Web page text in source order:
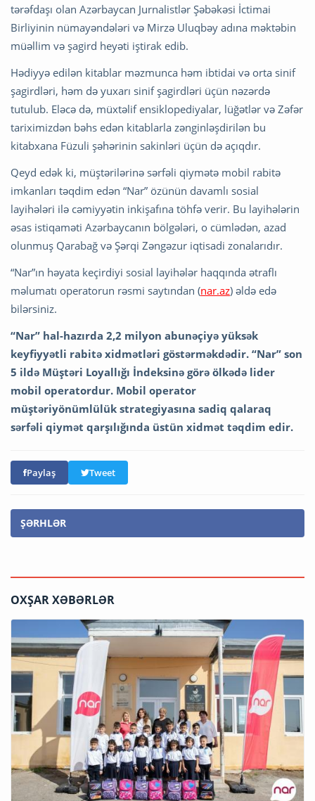
tərəfdaşı olan Azərbaycan Jurnalistlər Şəbəkəsi İctimai
Birliyinin nümayəndələri və Mirzə Uluqbəy adına məktəbin
müəllim və şagird heyəti iştirak edib.
Hədiyyə edilən kitablar məzmunca həm ibtidai və orta sinif
şagirdləri, həm də yuxarı sinif şagirdləri üçün nəzərdə
tutulub. Eləcə də, müxtəlif ensiklopediyalar, lüğətlər və Zəfər
tariximizdən bəhs edən kitablarla zənginləşdirilən bu
kitabxana Füzuli şəhərinin sakinləri üçün də açıqdır.
Qeyd edək ki, müştərilərinə sərfəli qiymətə mobil rabitə
imkanları təqdim edən “Nar” özünün davamlı sosial
layihələri ilə cəmiyyətin inkişafına töhfə verir. Bu layihələrin
əsas istiqaməti Azərbaycanın bölgələri, o cümlədən, azad
olunmuş Qarabağ və Şərqi Zəngəzur iqtisadi zonalarıdır.
“Nar”ın həyata keçirdiyi sosial layihələr haqqında ətraflı
məlumatı operatorun rəsmi saytından (nar.az) əldə edə
bilərsiniz.
“Nar” hal-hazırda 2,2 milyon abunəçiyə yüksək
keyfiyyətli rabitə xidmətləri göstərməkdədir. “Nar” son
5 ildə Müştəri Loyallığı İndeksinə görə ölkədə lider
mobil operatordur. Mobil operator
müştəriyönümlülük strategiyasına sadiq qalaraq
sərfəli qiymət qarşılığında üstün xidmət təqdim edir.
Paylaş Tweet
ŞƏRHLƏR
OXŞAR XƏBƏRLƏR